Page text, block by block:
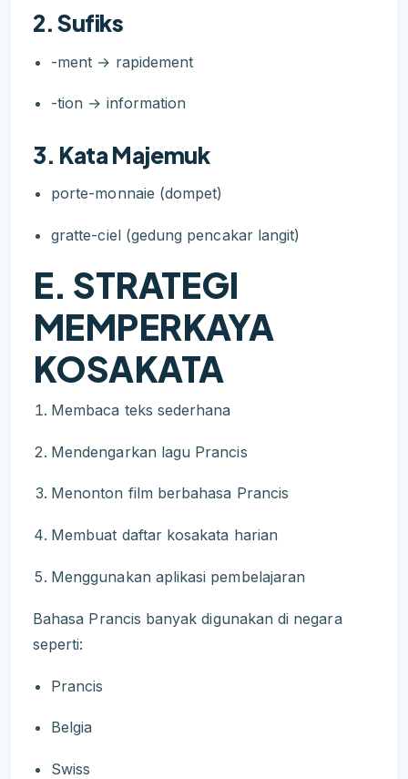
2. Sufiks
-ment → rapidement
-tion → information
3. Kata Majemuk
porte-monnaie (dompet)
gratte-ciel (gedung pencakar langit)
E. STRATEGI
MEMPERKAYA
KOSAKATA
Membaca teks sederhana
Mendengarkan lagu Prancis
Menonton film berbahasa Prancis
Membuat daftar kosakata harian
Menggunakan aplikasi pembelajaran
Bahasa Prancis banyak digunakan di negara
seperti:
Prancis
Belgia
Swiss